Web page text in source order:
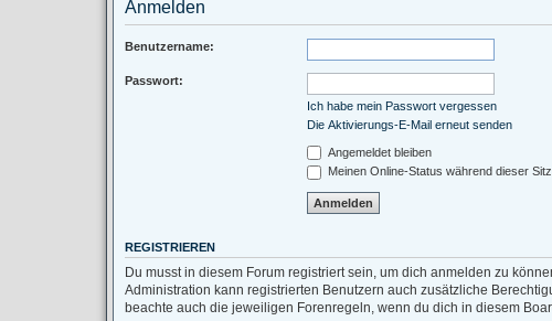
Anmelden
Benutzername:
Passwort:
Ich habe mein Passwort vergessen
Die Aktivierungs-E-Mail erneut senden
Angemeldet bleiben
Meinen Online-Status während dieser
REGISTRIEREN
Du musst in diesem Forum registriert sein, um dich anmelden zu
Administration kann registrierten Benutzern auch zusätzliche
beachte auch die jeweiligen Forenregeln, wenn du dich in diesem